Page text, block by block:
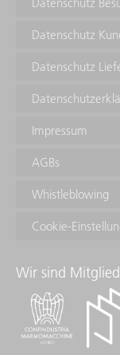
Datenschutz
Datenschutz
Impressum
AGBs
Whistleblowing
Cookie-
Wir sind